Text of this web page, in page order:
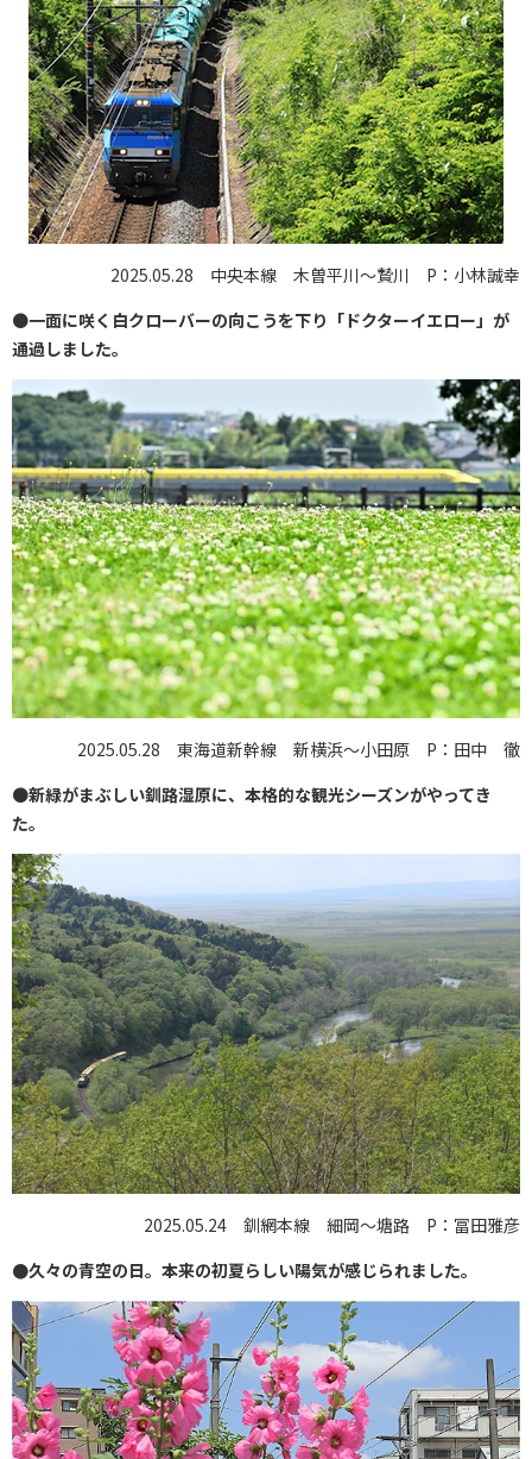
2025.05.28 中央本線 木曽平川〜贄川 P：小林誠幸
●一面に咲く白クローバーの向こうを下り「ドクターイエロー」が
通過しました。
2025.05.28 東海道新幹線 新横浜～小田原 P：田中 徹
●新緑がまぶしい釧路湿原に、本格的な観光シーズンがやってき
た。
2025.05.24 釧網本線 細岡〜塘路 P：冨田雅彦
●久々の青空の日。本来の初夏らしい陽気が感じられました。